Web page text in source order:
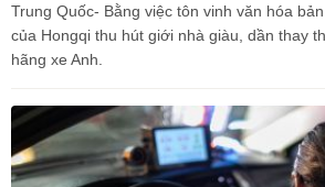
Trung Quốc- Bằng việc tôn vinh văn hóa
của Hongqi thu hút giới nhà giàu, dần thay
hãng xe Anh.